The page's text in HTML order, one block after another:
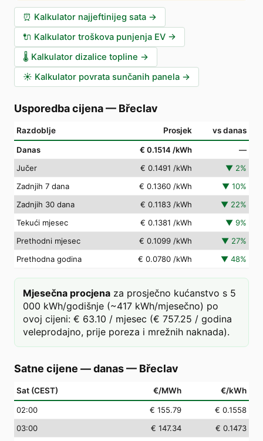
⏰ Kalkulator najjeftinijeg sata →
🔌 Kalkulator troškova punjenja EV →
🌡️ Kalkulator dizalice topline →
☀️ Kalkulator povrata sunčanih panela →
Usporedba cijena— Břeclav
Razdoblje Prosjek vs danas
Danas € 0.1514 /kWh
—
Jučer
€ 0.1491 /kWh ▼ 2%
Zadnjih 7 dana
€ 0.1360 /kWh ▼ 10%
Zadnjih 30 dana
€ 0.1183 /kWh ▼ 22%
Tekući mjesec
€ 0.1381 /kWh ▼ 9%
Prethodni mjesec
€ 0.1099 /kWh ▼ 27%
Prethodna godina
€ 0.0780 /kWh ▼ 48%
Mjesečna procjena za prosječno kućanstvo s 5
000 kWh/godišnje (~417 kWh/mjesečno) po
ovoj cijeni: € 63.10 / mjesec (€ 757.25 / godina
veleprodajno, prije poreza i mrežnih naknada).
Satne cijene — danas— Břeclav
Sat (CEST) €/MWh €/kWh
02:00 € 155.79
€ 0.1558
03:00 € 147.34
€ 0.1473